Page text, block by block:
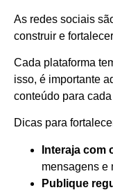
As redes sociais
construir e
Cada plataforma
isso, é importante
conteúdo para
Dicas para
Interaja com
mensagens e
Publique